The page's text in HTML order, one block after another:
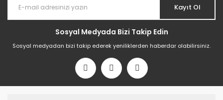
Kayıt Ol
Sosyal Medyada Bizi Takip Edin
Sosyal medyadan bizi takip ederek yeniliklerden haberdar olabilirsiniz.